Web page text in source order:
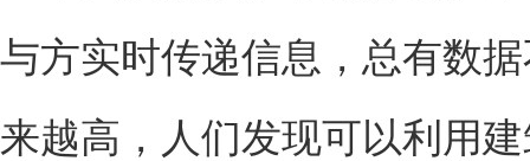
与方实时传递信息，总有数
来越高，人们发现可以利用